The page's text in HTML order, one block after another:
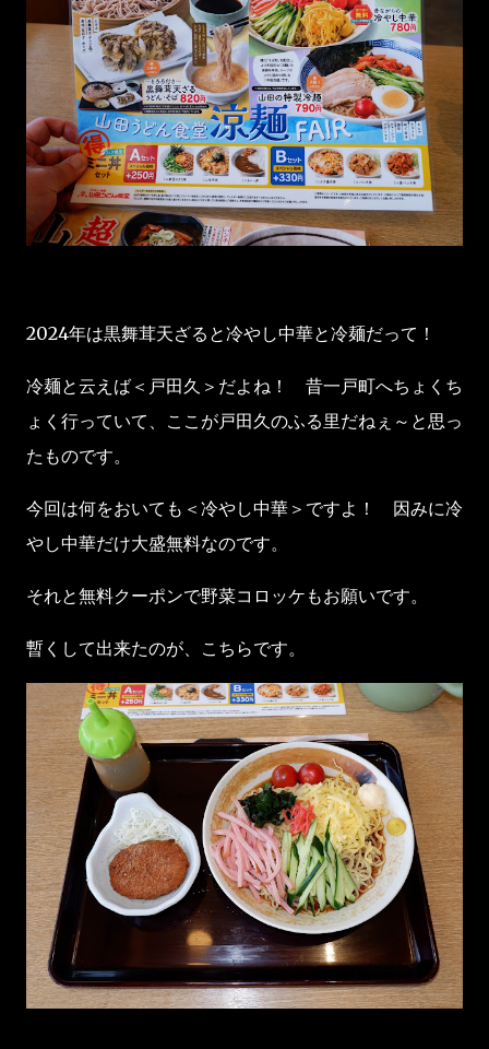
2024年は黒舞茸天ざると冷やし中華と冷麺だって！
冷麺と云えば＜戸田久＞だよね！ 昔一戸町へちょくち
ょく行っていて、ここが戸田久のふる里だねぇ～と思っ
たものです。
今回は何をおいても＜冷やし中華＞ですよ！ 因みに冷
やし中華だけ大盛無料なのです。
それと無料クーポンで野菜コロッケもお願いです。
暫くして出来たのが、こちらです。